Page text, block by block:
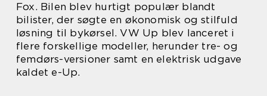
Fox. Bilen blev hurtigt populær blandt
bilister, der søgte en økonomisk og stilfuld
løsning til bykørsel. VW Up blev lanceret i
flere forskellige modeller, herunder tre- og
femdørs-versioner samt en elektrisk udgave
kaldet e-Up.